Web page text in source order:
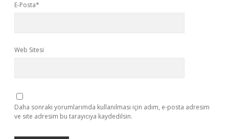
E-Posta*
Web Sitesi
Daha sonraki yorumlarımda kullanılması için adım, e-posta adresim
ve site adresim bu tarayıcıya kaydedilsin.